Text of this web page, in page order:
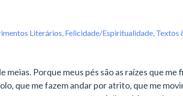
Literários, Felicidade/Espiritualidade, Textos
Porque meus pés são as raízes que
que me fazem andar por atrito, que me